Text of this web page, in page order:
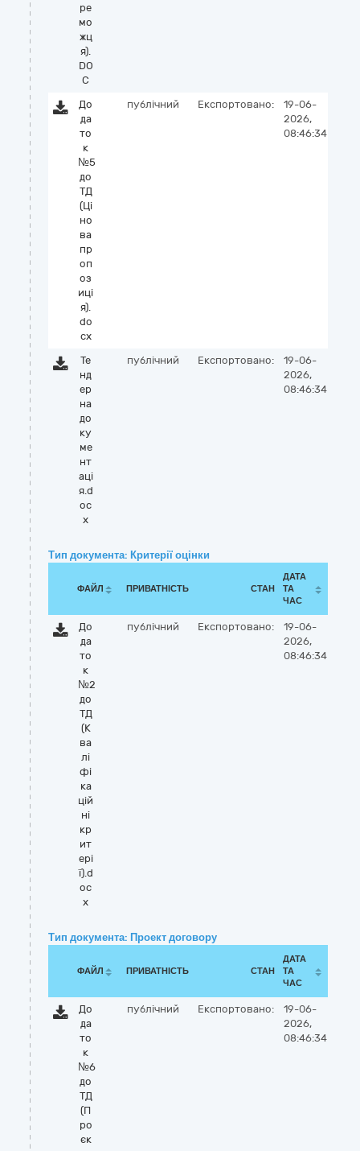
ре
мо
жц
я).
DO
C
До
да
то
к
№5
до
ТД
(Ці
но
ва
пр
оп
оз
иці
я).
do
cx
публічний Експортовано:
19-06-
2026,
08:46:34
Те
нд
ер
на
до
ку
ме
нт
аці
я.d
oc
x
публічний Експортовано:
19-06-
2026,
08:46:34
Тип документа: Критерії оцінки
ФАЙЛ ПРИВАТНІСТЬ СТАН
ДАТА
ТА
ЧАС
До
да
то
к
№2
до
ТД
(К
ва
лі
фі
ка
цій
ні
кр
ит
ері
ї).d
oc
x
публічний Експортовано:
19-06-
2026,
08:46:34
Тип документа: Проект договору
ФАЙЛ ПРИВАТНІСТЬ СТАН
ДАТА
ТА
ЧАС
До
да
то
к
№6
до
ТД
(П
ро
єк
публічний Експортовано:
19-06-
2026,
08:46:34